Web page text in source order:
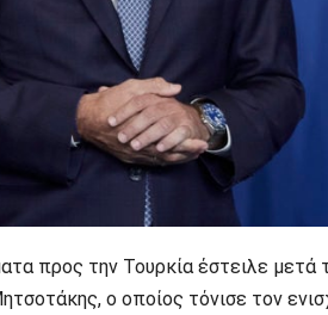
προς την Τουρκία έστειλε
ο οποίος τόνισε τον